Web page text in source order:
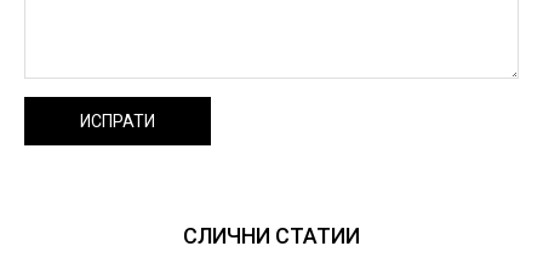
ИСПРАТИ
СЛИЧНИ СТАТИИ